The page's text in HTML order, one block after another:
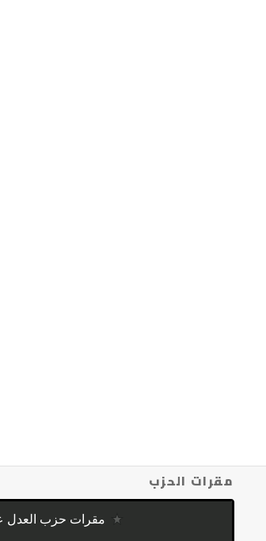
مقرات الحزب